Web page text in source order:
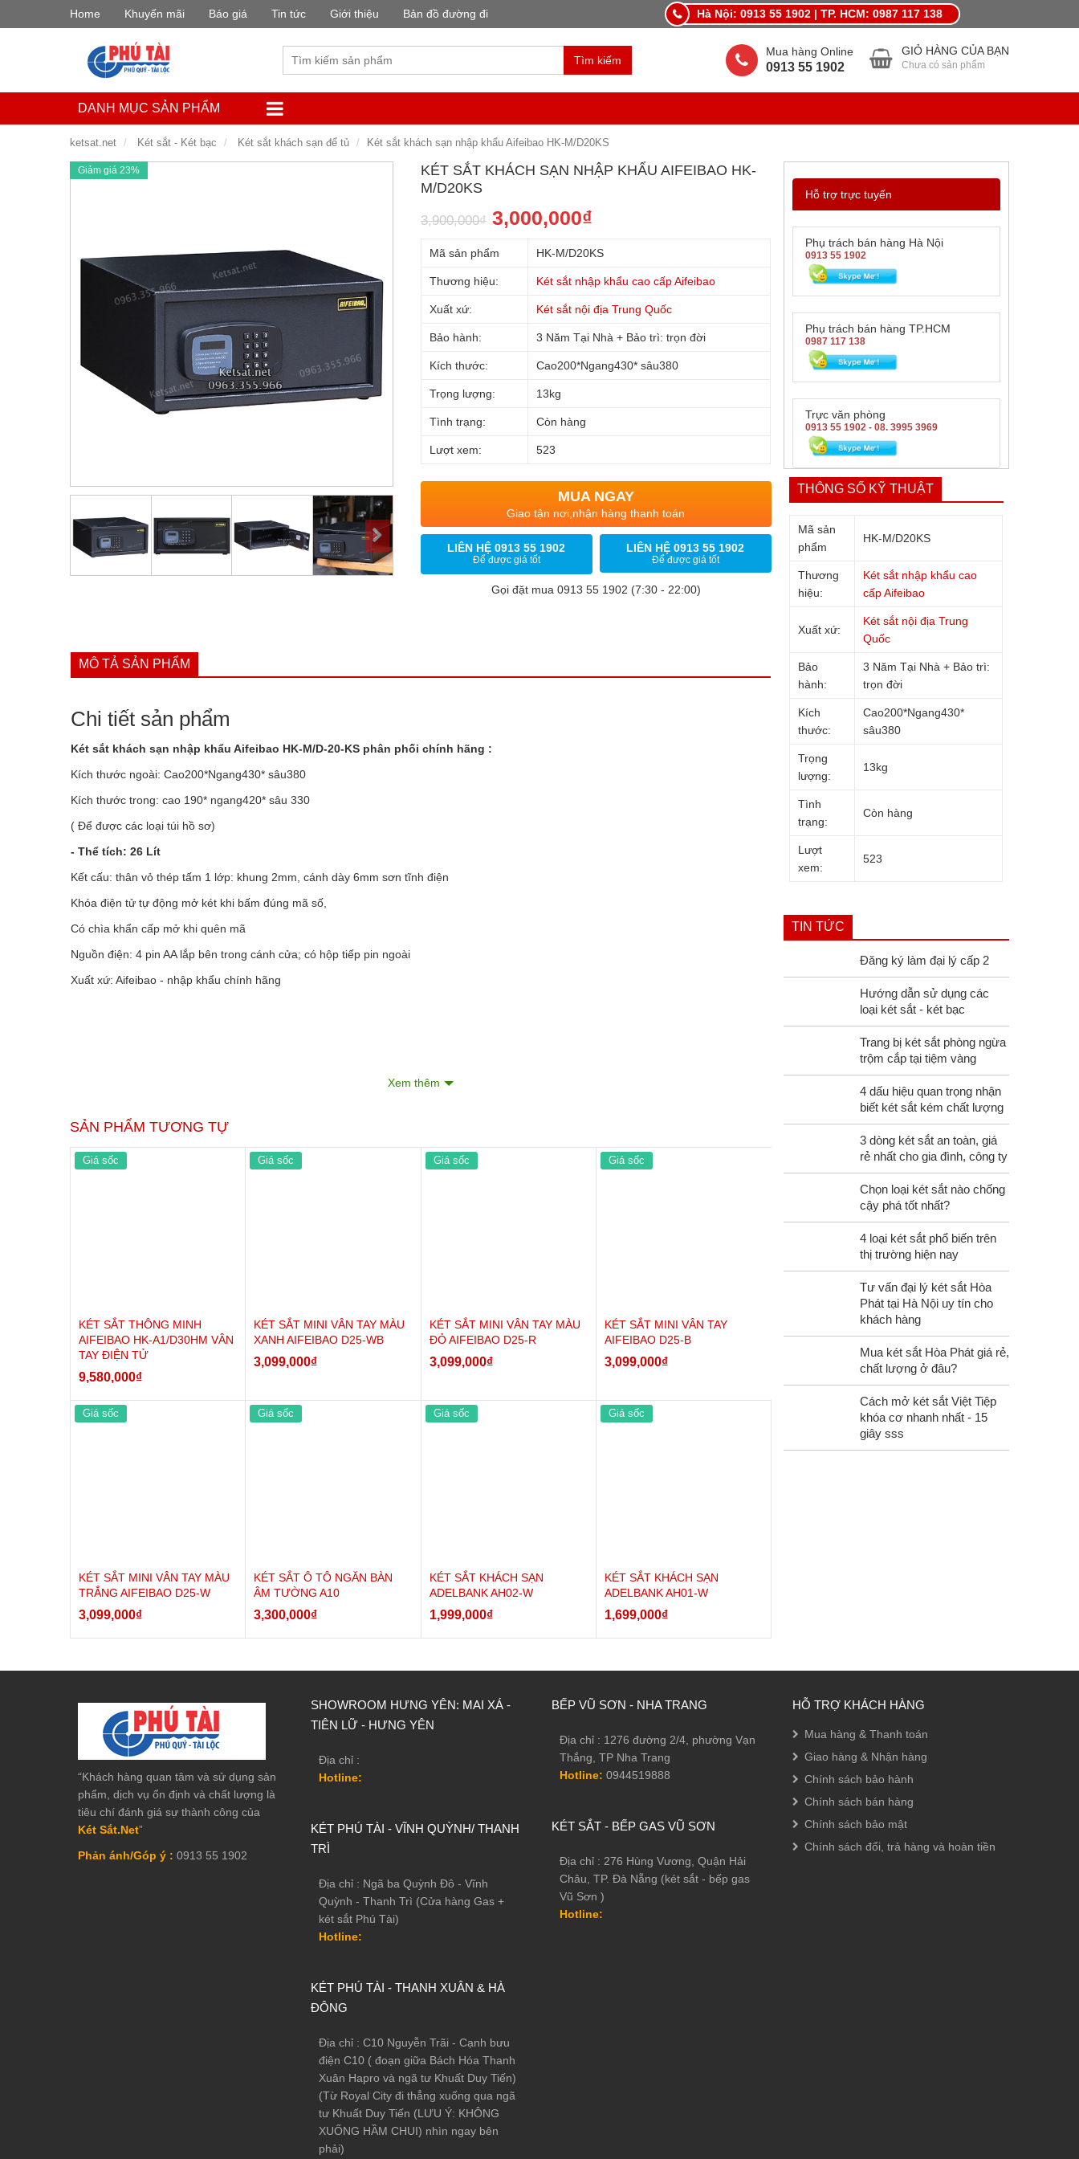
Home Khuyến mãi Báo giá Tin tức Giới thiệu Bản đồ đường đi
Hà Nội: 0913 55 1902 | TP. HCM: 0987 117 138
Tìm kiếm
GIỎ HÀNG CỦA BẠN
Chưa có sản phẩm
Mua hàng Online
0913 55 1902
DANH MỤC SẢN PHẨM
ketsat.net Két sắt - Két bạc Két sắt khách sạn để tủ Két sắt khách sạn nhập khẩu Aifeibao HK-M/D20KS
Giảm giá 23%
KÉT SẮT KHÁCH SẠN NHẬP KHẨU AIFEIBAO HK-
M/D20KS
3,900,000₫ 3,000,000₫
Mã sản phẩm HK-M/D20KS
Thương hiệu: Két sắt nhập khẩu cao cấp Aifeibao
Xuất xứ: Két sắt nội địa Trung Quốc
Bảo hành: 3 Năm Tại Nhà + Bảo trì: trọn đời
Kích thước: Cao200*Ngang430* sâu380
Trọng lượng: 13kg
Tình trạng: Còn hàng
Lượt xem: 523
MUA NGAY
Giao tận nơi,nhận hàng thanh toán
LIÊN HỆ 0913 55 1902
Để được giá tốt
LIÊN HỆ 0913 55 1902
Để được giá tốt
Gọi đặt mua 0913 55 1902 (7:30 - 22:00)
MÔ TẢ SẢN PHẨM
Chi tiết sản phẩm
Két sắt khách sạn nhập khẩu Aifeibao HK-M/D-20-KS phân phối chính hãng :
Kích thước ngoài: Cao200*Ngang430* sâu380
Kích thước trong: cao 190* ngang420* sâu 330
( Để được các loại túi hồ sơ)
- Thể tích: 26 Lít
Kết cấu: thân vỏ thép tấm 1 lớp: khung 2mm, cánh dày 6mm sơn tĩnh điện
Khóa điện tử tự động mở két khi bấm đúng mã số,
Có chìa khẩn cấp mở khi quên mã
Nguồn điện: 4 pin AA lắp bên trong cánh cửa; có hộp tiếp pin ngoài
Xuất xứ: Aifeibao - nhập khẩu chính hãng
Khác biệt nổi trội so với két sắt khách sạn sản xuất trong nước:
1, Khoá mã hiện đại với motor xoắn tự động mở khi bấm đúng mã tạo cảm giác nhẹ nhàng kji mở két
2, Bộ khung và cánh dày hơn két khác cùng phân khúc tăng khả năng chống cạy phá két (thân 2mm, Cánh cửa dày 6mm còn két khác
chỉ 1mm, cánh 2,5mm)
3, Nước sơn tĩnh điện lỳ chống chày xước
4, Bộ mã điện tử tiêu chuẩn Châu Âu - bảo mật , độ bền cao
Xem thêm
SẢN PHẨM TƯƠNG TỰ
Giá sốc
KÉT SẮT THÔNG MINH
AIFEIBAO HK-A1/D30HM VÂN
TAY ĐIỆN TỬ
9,580,000₫
Giá sốc
KÉT SẮT MINI VÂN TAY MÀU
XANH AIFEIBAO D25-WB
3,099,000₫
Giá sốc
KÉT SẮT MINI VÂN TAY MÀU
ĐỎ AIFEIBAO D25-R
3,099,000₫
Giá sốc
KÉT SẮT MINI VÂN TAY
AIFEIBAO D25-B
3,099,000₫
Giá sốc
KÉT SẮT MINI VÂN TAY MÀU
TRẮNG AIFEIBAO D25-W
3,099,000₫
Giá sốc
KÉT SẮT Ô TÔ NGĂN BÀN
ÂM TƯỜNG A10
3,300,000₫
Giá sốc
KÉT SẮT KHÁCH SẠN
ADELBANK AH02-W
1,999,000₫
Giá sốc
KÉT SẮT KHÁCH SẠN
ADELBANK AH01-W
1,699,000₫
Hỗ trợ trực tuyến
Phụ trách bán hàng Hà Nội
0913 55 1902
Phụ trách bán hàng TP.HCM
0987 117 138
Trực văn phòng
0913 55 1902 - 08. 3995 3969
THÔNG SỐ KỸ THUẬT
Mã sản
phẩm
HK-M/D20KS
Thương
hiệu:
Két sắt nhập khẩu cao
cấp Aifeibao
Xuất xứ:
Két sắt nội địa Trung
Quốc
Bảo
hành:
3 Năm Tại Nhà + Bảo trì:
trọn đời
Kích
thước:
Cao200*Ngang430*
sâu380
Trọng
lượng:
13kg
Tình
trạng:
Còn hàng
Lượt
xem:
523
TIN TỨC
Đăng ký làm đại lý cấp 2
Hướng dẫn sử dụng các
loại két sắt - két bạc
Trang bị két sắt phòng ngừa
trộm cắp tại tiệm vàng
4 dấu hiệu quan trọng nhận
biết két sắt kém chất lượng
3 dòng két sắt an toàn, giá
rẻ nhất cho gia đình, công ty
Chọn loại két sắt nào chống
cậy phá tốt nhất?
4 loại két sắt phổ biến trên
thị trường hiện nay
Tư vấn đại lý két sắt Hòa
Phát tại Hà Nội uy tín cho
khách hàng
Mua két sắt Hòa Phát giá rẻ,
chất lượng ở đâu?
Cách mở két sắt Việt Tiệp
khóa cơ nhanh nhất - 15
giây sss
“Khách hàng quan tâm và sử dụng sản
phẩm, dịch vụ ổn định và chất lượng là
tiêu chí đánh giá sự thành công của
Két Sắt.Net”
Phản ánh/Góp ý : 0913 55 1902
SHOWROOM HƯNG YÊN: MAI XÁ -
TIÊN LỮ - HƯNG YÊN
Địa chỉ :
Hotline:
KÉT PHÚ TÀI - VĨNH QUỲNH/ THANH
TRÌ
Địa chỉ : Ngã ba Quỳnh Đô - Vĩnh
Quỳnh - Thanh Trì (Cửa hàng Gas +
két sắt Phú Tài)
Hotline:
KÉT PHÚ TÀI - THANH XUÂN & HÀ
ĐÔNG
Địa chỉ : C10 Nguyễn Trãi - Cạnh bưu
điện C10 ( đoạn giữa Bách Hóa Thanh
Xuân Hapro và ngã tư Khuất Duy Tiến)
(Từ Royal City đi thẳng xuống qua ngã
tư Khuất Duy Tiến (LƯU Ý: KHÔNG
XUỐNG HẦM CHUI) nhìn ngay bên
phải)
BẾP VŨ SƠN - NHA TRANG
Địa chỉ : 1276 đường 2/4, phường Vạn
Thắng, TP Nha Trang
Hotline: 0944519888
KÉT SẮT - BẾP GAS VŨ SƠN
Địa chỉ : 276 Hùng Vương, Quận Hải
Châu, TP. Đà Nẵng (két sắt - bếp gas
Vũ Sơn )
Hotline:
HỖ TRỢ KHÁCH HÀNG
Mua hàng & Thanh toán
Giao hàng & Nhận hàng
Chính sách bảo hành
Chính sách bán hàng
Chính sách bảo mật
Chính sách đổi, trả hàng và hoàn tiền